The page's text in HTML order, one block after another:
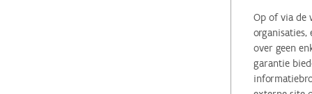
Op of via de
organisaties,
over geen
garantie